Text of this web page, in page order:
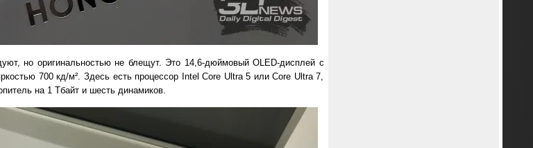
но оригинальностью не блещут. Это 14,6-дюймовый OLED-дисплей с
700 кд/м². Здесь есть процессор Intel Core Ultra 5 или Core Ultra 7,
на 1 Тбайт и шесть динамиков.